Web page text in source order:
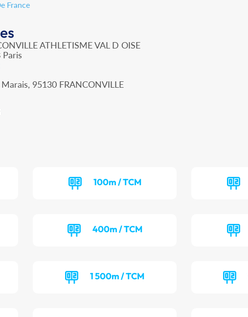
France
ATHLETISME VAL D OISE
95130 FRANCONVILLE
100m / TCM
400m / TCM
1 500m / TCM